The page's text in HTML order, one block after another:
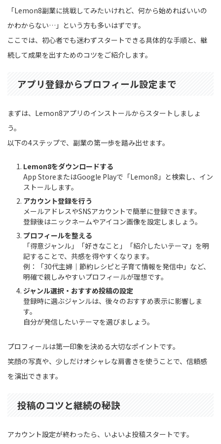
「Lemon8副業に挑戦してみたいけれど、何から始めればいいの
かわからない…」という方も多いはずです。
ここでは、初心者でも迷わずスタートできる具体的な手順と、継
続して成果を出すためのコツをご紹介します。
アプリ登録からプロフィール設定まで
まずは、Lemon8アプリのインストールからスタートしましょ
う。
以下の4ステップで、副業の第一歩を踏み出せます。
Lemon8をダウンロードする
App StoreまたはGoogle Playで「Lemon8」と検索し、イン
ストールします。
アカウント登録を行う
メールアドレスやSNSアカウントで簡単に登録できます。
登録後はニックネームやアイコン画像を設定しましょう。
プロフィールを整える
「得意ジャンル」「好きなこと」「紹介したいテーマ」を明
記することで、共感を得やすくなります。
例：「30代主婦｜節約レシピと子育て情報を発信中」など、
明確で親しみやすいプロフィールが理想です。
ジャンル選択・おすすめ投稿の設定
登録時に選ぶジャンルは、後々のおすすめ表示に影響しま
す。
自分が発信したいテーマを選びましょう。
プロフィールは第一印象を決める大切なポイントです。
笑顔の写真や、少しだけオシャレな肩書きを使うことで、信頼感
を演出できます。
投稿のコツと継続の秘訣
アカウント設定が終わったら、いよいよ投稿スタートです。